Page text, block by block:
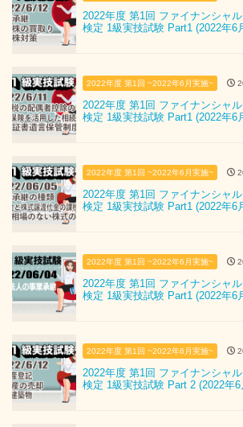
2022年度 第1回 ファイナンシャ
検定 1級実技試験 Part1 (2022年6
2022年度 第1回 ~2022年6月実施~
2022年度 第1回 ファイナンシャ
検定 1級実技試験 Part1 (2022年6
2022年度 第1回 ~2022年6月実施~
2022年度 第1回 ファイナンシャ
検定 1級実技試験 Part1 (2022年6
2022年度 第1回 ~2022年6月実施~
2022年度 第1回 ファイナンシャ
検定 1級実技試験 Part1 (2022年6
2022年度 第1回 ~2022年6月実施~
2022年度 第1回 ファイナンシャ
検定 1級実技試験 Part 2 (2022年